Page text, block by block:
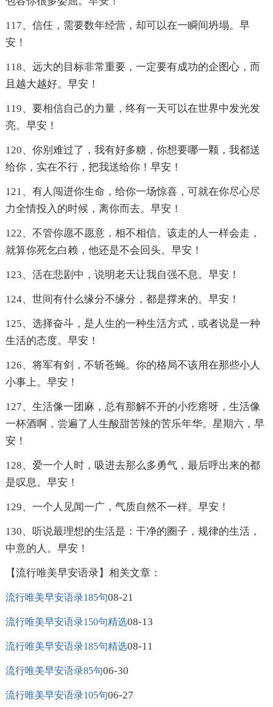
117、信任，需要数年经营，却可以在一瞬间坍塌。早
安！
118、远大的目标非常重要，一定要有成功的企图心，而
且越大越好。早安！
119、要相信自己的力量，终有一天可以在世界中发光发
亮。早安！
120、你别难过了，我有好多糖，你想要哪一颗，我都送
给你，实在不行，把我送给你！早安！
121、有人闯进你生命，给你一场惊喜，可就在你尽心尽
力全情投入的时候，离你而去。早安！
122、不管你愿不愿意，相不相信。该走的人一样会走，
就算你死乞白赖，他还是不会回头。早安！
123、活在悲剧中，说明老天让我自强不息。早安！
124、世间有什么缘分不缘分，都是撑来的。早安！
125、选择奋斗，是人生的一种生活方式，或者说是一种
生活的态度。早安！
126、将军有剑，不斩苍蝇。你的格局不该用在那些小人
小事上。早安！
127、生活像一团麻，总有那解不开的小疙瘩呀，生活像
一杯酒啊，尝遍了人生酸甜苦辣的苦乐年华。星期六，早
安！
128、爱一个人时，吸进去那么多勇气，最后呼出来的都
是叹息。早安！
129、一个人见闻一广，气质自然不一样。早安！
130、听说最理想的生活是：干净的圈子，规律的生活，
中意的人。早安！
【流行唯美早安语录】相关文章：
流行唯美早安语录185句08-21
流行唯美早安语录150句精选08-13
流行唯美早安语录185句精选08-11
流行唯美早安语录85句06-30
流行唯美早安语录105句06-27